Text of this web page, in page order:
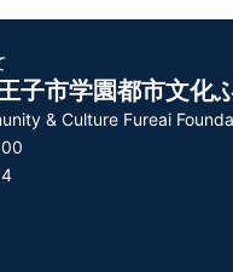
子市学園都市文化
& Culture Fureai